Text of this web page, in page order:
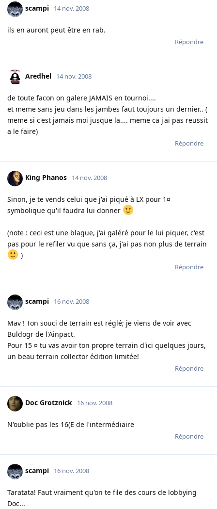
scampi 14 nov. 2008
ils en auront peut être en rab.
Répondre
Aredhel 14 nov. 2008
de toute facon on galere JAMAIS en tournoi....
et meme sans jeu dans les jambes faut toujours un dernier.. (
meme si c'est jamais moi jusque la.... meme ca j'ai pas reussit
a le faire)
Répondre
King Phanos 14 nov. 2008
Sinon, je te vends celui que j'ai piqué à LX pour 1¤
symbolique qu'il faudra lui donner
(note : ceci est une blague, j'ai galéré pour le lui piquer, c'est
pas pour le refiler vu que sans ça, j'ai pas non plus de terrain
)
Répondre
scampi 16 nov. 2008
Mav'! Ton souci de terrain est réglé; je viens de voir avec
Buldogr de l'Ainpact.
Pour 15 ¤ tu vas avoir ton propre terrain d'ici quelques jours,
un beau terrain collector édition limitée!
Répondre
Doc Grotznick 16 nov. 2008
N'oublie pas les 16(E de l'intermédiaire
Répondre
scampi 16 nov. 2008
Taratata! Faut vraiment qu'on te file des cours de lobbying
Doc...